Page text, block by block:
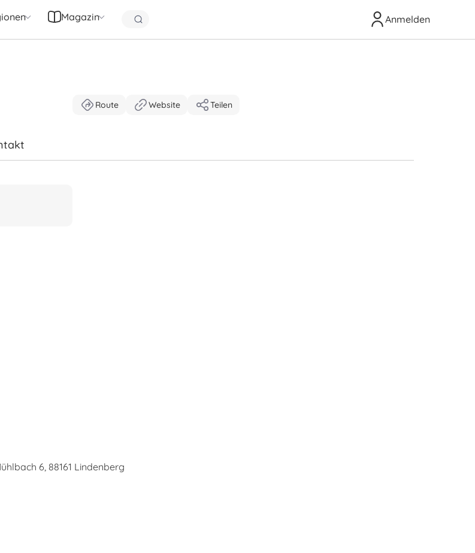
Magazin Anmelden
Route Website Teilen
6, 88161 Lindenberg